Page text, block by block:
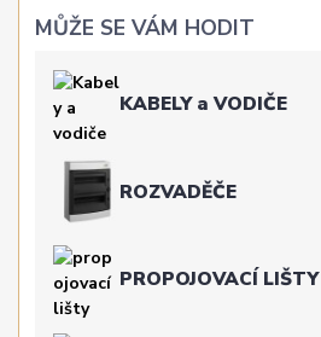
MŮŽE SE VÁM HODIT
KABELY a VODIČE
ROZVADĚČE
PROPOJOVACÍ LIŠTY